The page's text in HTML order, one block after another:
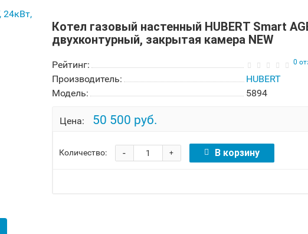
Котел газовый настенный HUBERT Smart
двухконтурный, закрытая камера NEW
Рейтинг: 0
Производитель:
HUBERT
Модель:
5894
Цена: 50 500 руб.
Количество: +
- В корзину